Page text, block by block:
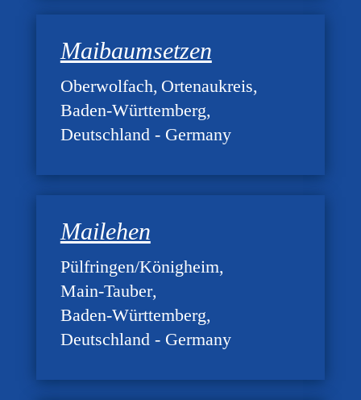
Maibaumsetzen
Oberwolfach Ortenaukreis
Baden-Württemberg
Deutschland - Germany
Mailehen
Pülfringen/Königheim
Main-Tauber
Baden-Württemberg
Deutschland - Germany